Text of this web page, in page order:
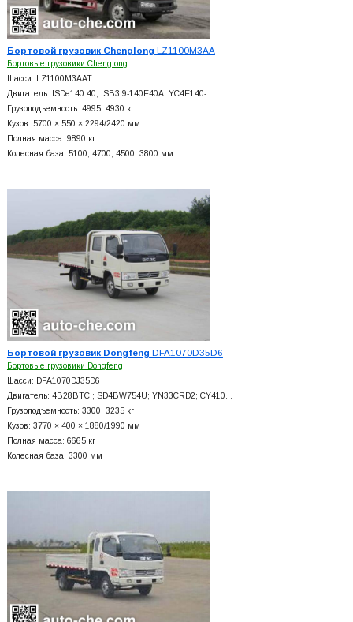
Бортовой грузовик Chenglong LZ1100M3AA
Бортовые грузовики Chenglong
Шасси: LZ1100M3AAT
Двигатель: ISDe140 40; ISB3.9-140E40A; YC4E140-…
Грузоподъемность: 4995, 4930 кг
Кузов: 5700 × 550 × 2294/2420 мм
Полная масса: 9890 кг
Колесная база: 5100, 4700, 4500, 3800 мм
Бортовой грузовик Dongfeng DFA1070D35D6
Бортовые грузовики Dongfeng
Шасси: DFA1070DJ35D6
Двигатель: 4B28BTCI; SD4BW754U; YN33CRD2; CY410…
Грузоподъемность: 3300, 3235 кг
Кузов: 3770 × 400 × 1880/1990 мм
Полная масса: 6665 кг
Колесная база: 3300 мм